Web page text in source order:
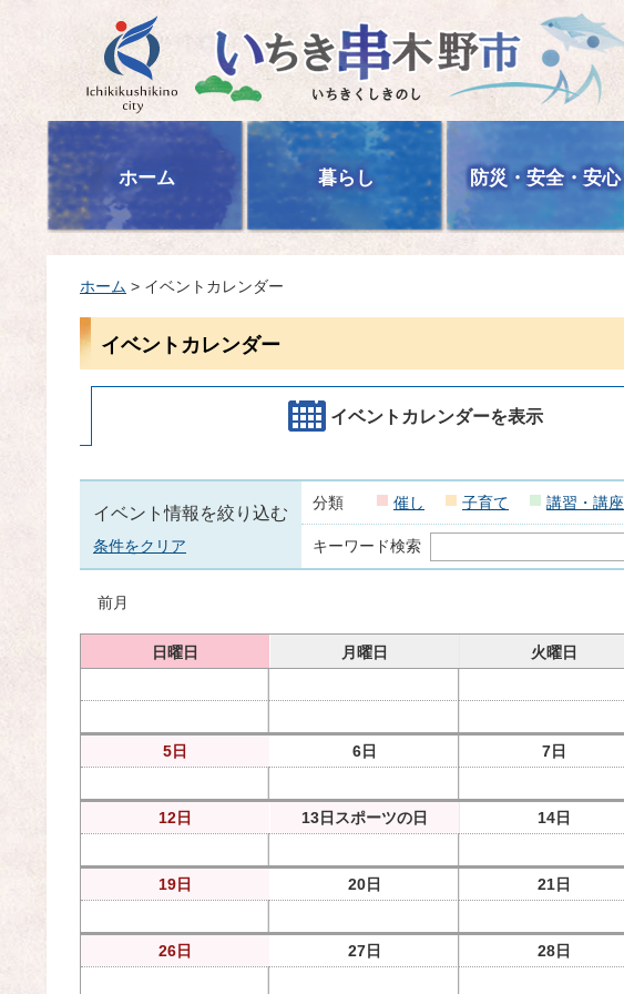
いちき串木野市
ホーム 暮らし 防災・安全・安心
ホーム > イベントカレンダー
イベントカレンダー
イベントカレンダーを表示
イベント情報を絞り込む
条件をクリア
分類 催し 子育て 講習・講座
キーワード検索
前月
日曜日 月曜日 火曜日
5日 6日 7日
12日 13日 スポーツの日 14日
19日 20日 21日
26日 27日 28日